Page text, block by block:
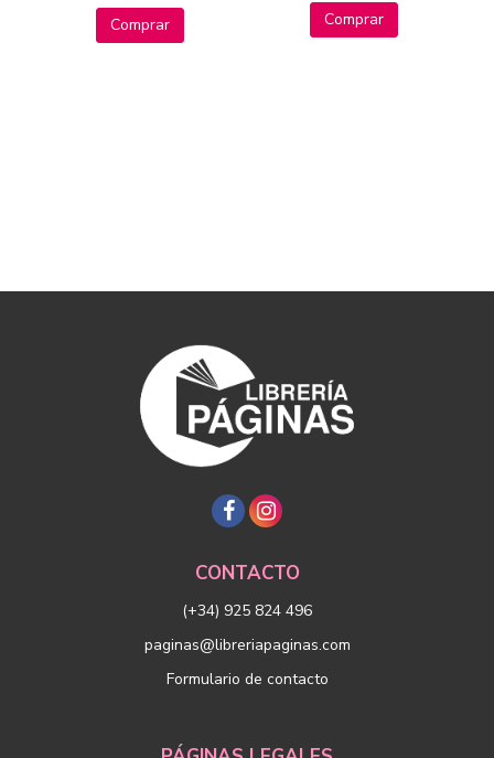
Comprar Comprar
CONTACTO
(+34) 925 824 496
paginas@libreriapaginas.com
Formulario de contacto